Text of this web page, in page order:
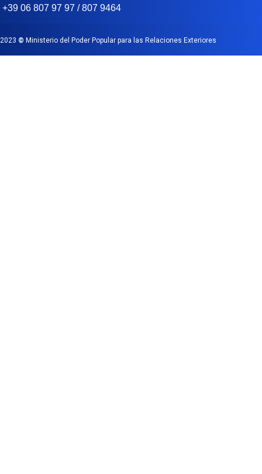
+39 06 807 97 97 / 807 9464
2023 © Ministerio del Poder Popular para las Relaciones Exteriores